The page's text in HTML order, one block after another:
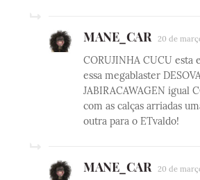
MANE_CAR 20 de
CORUJINHA CUCU esta
essa megablaster
JABIRACAWAGEN igual
com as calças arriadas
outra para o ETvaldo!
MANE_CAR 20 de